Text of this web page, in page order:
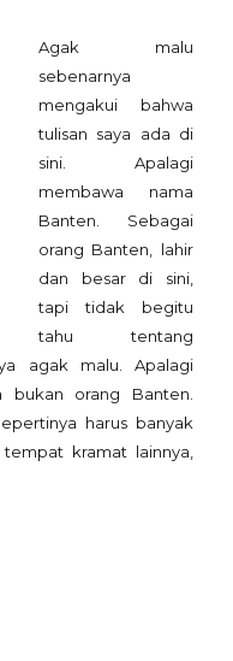
Agak malu
sebenarnya
mengakui bahwa
tulisan saya ada di
sini. Apalagi
membawa nama
Banten. Sebagai
orang Banten, lahir
dan besar di sini,
tapi tidak begitu
tahu tentang
agak malu. Apalagi
bukan orang Banten.
harus banyak
kramat lainnya,